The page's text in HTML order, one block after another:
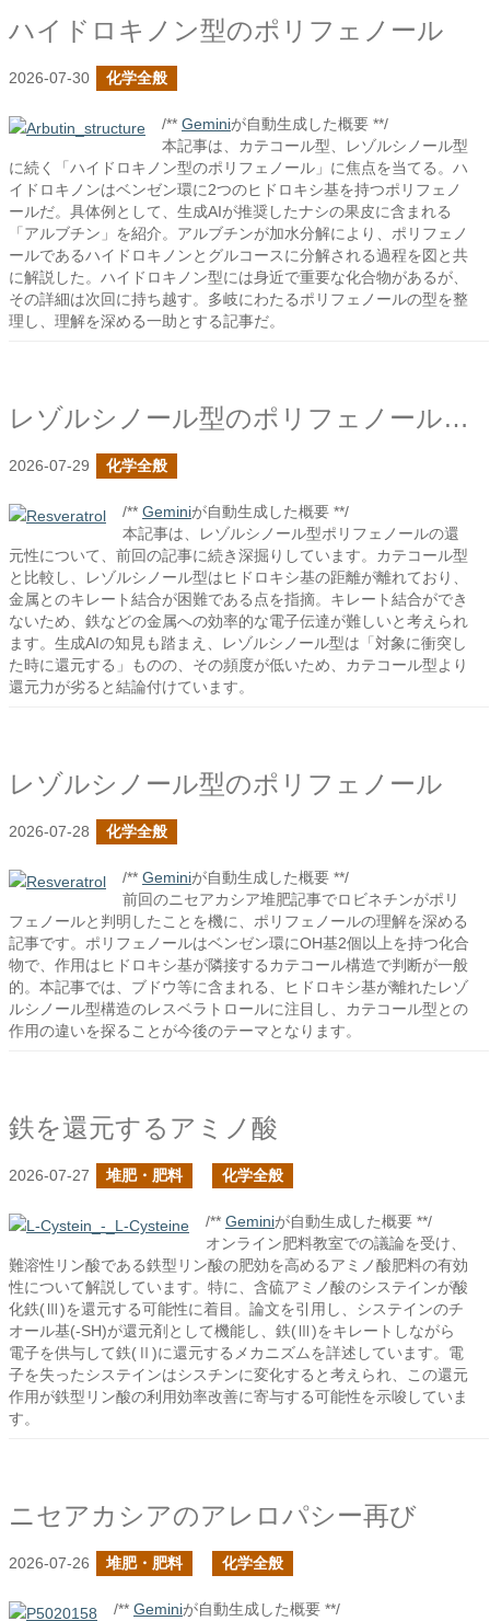
ハイドロキノン型のポリフェノール
2026-07-30 化学全般
/** Geminiが自動生成した概要 **/
本記事は、カテコール型、レゾルシノール型
に続く「ハイドロキノン型のポリフェノール」に焦点を当てる。ハ
イドロキノンはベンゼン環に2つのヒドロキシ基を持つポリフェノ
ールだ。具体例として、生成AIが推奨したナシの果皮に含まれる
「アルブチン」を紹介。アルブチンが加水分解により、ポリフェノ
ールであるハイドロキノンとグルコースに分解される過程を図と共
に解説した。ハイドロキノン型には身近で重要な化合物があるが、
その詳細は次回に持ち越す。多岐にわたるポリフェノールの型を整
理し、理解を深める一助とする記事だ。
レゾルシノール型のポリフェノールの続き
2026-07-29 化学全般
/** Geminiが自動生成した概要 **/
本記事は、レゾルシノール型ポリフェノールの還
元性について、前回の記事に続き深掘りしています。カテコール型
と比較し、レゾルシノール型はヒドロキシ基の距離が離れており、
金属とのキレート結合が困難である点を指摘。キレート結合ができ
ないため、鉄などの金属への効率的な電子伝達が難しいと考えられ
ます。生成AIの知見も踏まえ、レゾルシノール型は「対象に衝突し
た時に還元する」ものの、その頻度が低いため、カテコール型より
還元力が劣ると結論付けています。
レゾルシノール型のポリフェノール
2026-07-28 化学全般
/** Geminiが自動生成した概要 **/
前回のニセアカシア堆肥記事でロビネチンがポリ
フェノールと判明したことを機に、ポリフェノールの理解を深める
記事です。ポリフェノールはベンゼン環にOH基2個以上を持つ化合
物で、作用はヒドロキシ基が隣接するカテコール構造で判断が一般
的。本記事では、ブドウ等に含まれる、ヒドロキシ基が離れたレゾ
ルシノール型構造のレスベラトロールに注目し、カテコール型との
作用の違いを探ることが今後のテーマとなります。
鉄を還元するアミノ酸
2026-07-27 堆肥・肥料 化学全般
/** Geminiが自動生成した概要 **/
オンライン肥料教室での議論を受け、
難溶性リン酸である鉄型リン酸の肥効を高めるアミノ酸肥料の有効
性について解説しています。特に、含硫アミノ酸のシステインが酸
化鉄(Ⅲ)を還元する可能性に着目。論文を引用し、システインのチ
オール基(-SH)が還元剤として機能し、鉄(Ⅲ)をキレートしながら
電子を供与して鉄(Ⅱ)に還元するメカニズムを詳述しています。電
子を失ったシステインはシスチンに変化すると考えられ、この還元
作用が鉄型リン酸の利用効率改善に寄与する可能性を示唆していま
す。
ニセアカシアのアレロパシー再び
2026-07-26 堆肥・肥料 化学全般
/** Geminiが自動生成した概要 **/